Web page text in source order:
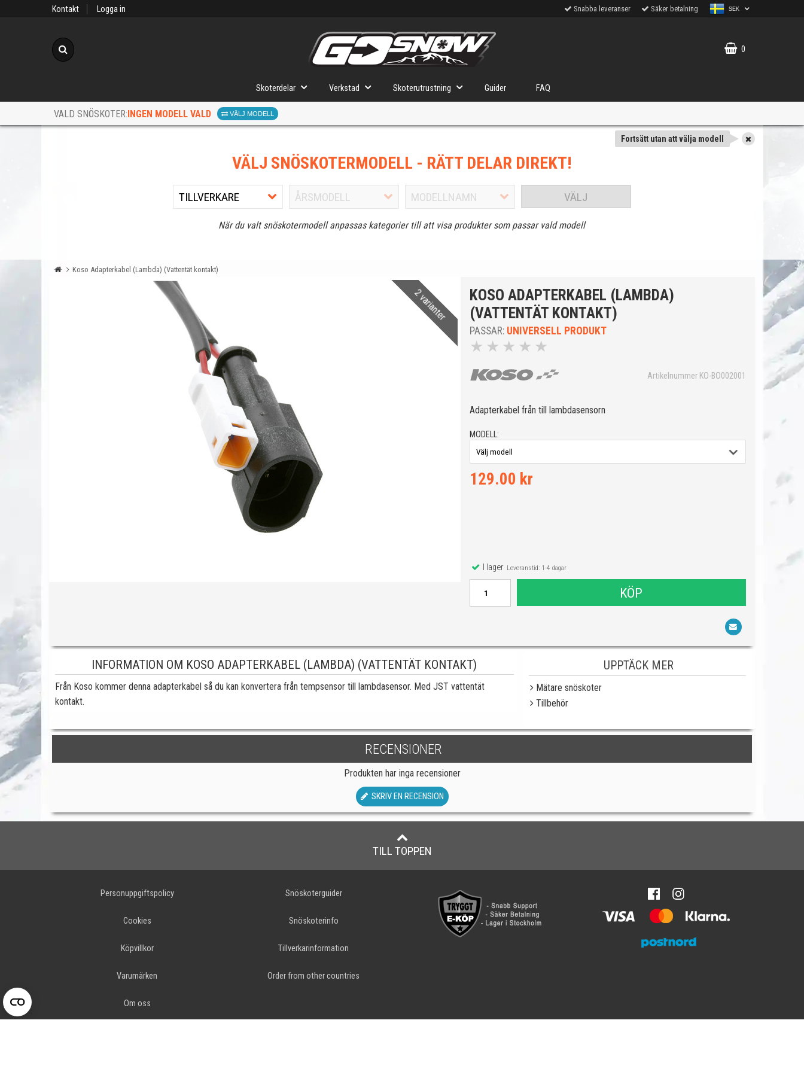
Kontakt Logga in Snabba leveranser Säker betalning SEK
0
Skoterdelar Verkstad Skoterutrustning Guider FAQ
VALD SNÖSKOTER:INGEN MODELL VALD VÄLJ MODELL
Fortsätt utan att välja modell
VÄLJ SNÖSKOTERMODELL - RÄTT DELAR DIREKT!
VÄLJ
När du valt snöskotermodell anpassas kategorier till att visa produkter som passar vald modell
Koso Adapterkabel (Lambda) (Vattentät kontakt)
2 varianter
KOSO ADAPTERKABEL (LAMBDA)
(VATTENTÄT KONTAKT)
PASSAR: UNIVERSELL PRODUKT
★ ★ ★ ★ ★
Artikelnummer KO-BO002001
Adapterkabel från till lambdasensorn
MODELL:
129.00 kr
I lagerLeveranstid: 1-4 dagar
KÖP
INFORMATION OM KOSO ADAPTERKABEL (LAMBDA) (VATTENTÄT KONTAKT)
Från Koso kommer denna adapterkabel så du kan konvertera från tempsensor till lambdasensor. Med JST vattentät
kontakt.
UPPTÄCK MER
Mätare snöskoter
Tillbehör
RECENSIONER
Produkten har inga recensioner
SKRIV EN RECENSION
TILL TOPPEN
Personuppgiftspolicy
Cookies
Köpvillkor
Varumärken
Om oss
Snöskoterguider
Snöskoterinfo
Tillverkarinformation
Order from other countries